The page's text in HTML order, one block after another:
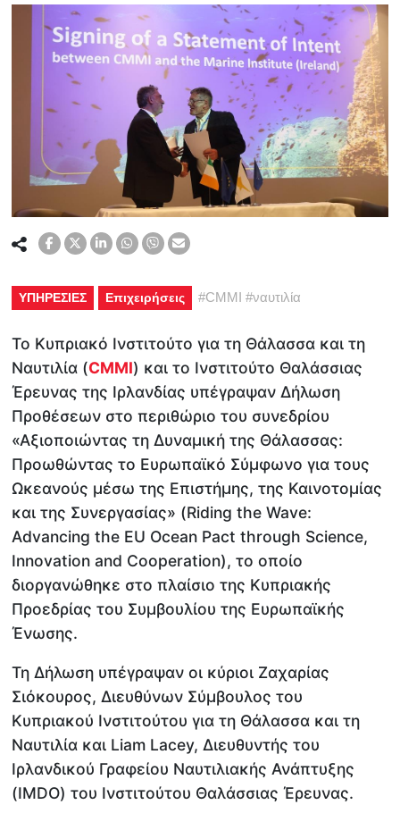
ΥΠΗΡΕΣΙΕΣ Επιχειρήσεις #CMMI #ναυτιλία
Το Κυπριακό Ινστιτούτο για τη Θάλασσα και τη
Ναυτιλία (CMMI) και το Ινστιτούτο Θαλάσσιας
Έρευνας της Ιρλανδίας υπέγραψαν Δήλωση
Προθέσεων στο περιθώριο του συνεδρίου
«Αξιοποιώντας τη Δυναμική της Θάλασσας:
Προωθώντας το Ευρωπαϊκό Σύμφωνο για τους
Ωκεανούς μέσω της Επιστήμης, της Καινοτομίας
και της Συνεργασίας» (Riding the Wave:
Advancing the EU Ocean Pact through Science,
Innovation and Cooperation), το οποίο
διοργανώθηκε στο πλαίσιο της Κυπριακής
Προεδρίας του Συμβουλίου της Ευρωπαϊκής
Ένωσης.
Τη Δήλωση υπέγραψαν οι κύριοι Ζαχαρίας
Σιόκουρος, Διευθύνων Σύμβουλος του
Κυπριακού Ινστιτούτου για τη Θάλασσα και τη
Ναυτιλία και Liam Lacey, Διευθυντής του
Ιρλανδικoύ Γραφείου Ναυτιλιακής Ανάπτυξης
(IMDO) του Ινστιτούτου Θαλάσσιας Έρευνας.